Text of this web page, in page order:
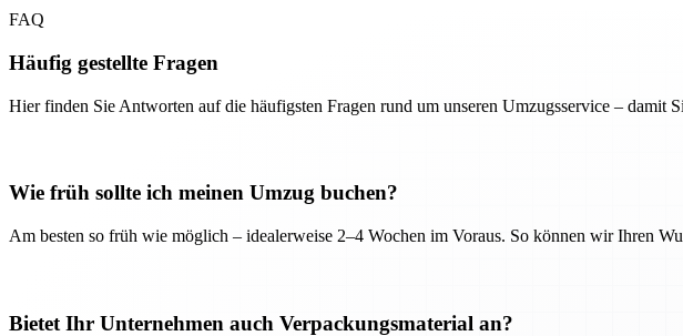
FAQ
Häufig gestellte Fragen
Hier finden Sie Antworten auf die häufigsten Fragen rund um unseren Umzugsservice – damit
Wie früh sollte ich meinen Umzug buchen?
Am besten so früh wie möglich – idealerweise 2–4 Wochen im Voraus. So können wir Ihren
Bietet Ihr Unternehmen auch Verpackungsmaterial an?